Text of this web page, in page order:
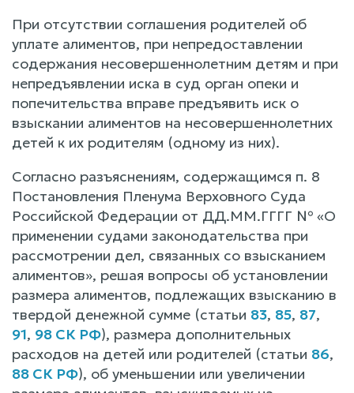
При отсутствии соглашения родителей об
уплате алиментов, при непредоставлении
содержания несовершеннолетним детям и при
непредъявлении иска в суд орган опеки и
попечительства вправе предъявить иск о
взыскании алиментов на несовершеннолетних
детей к их родителям (одному из них).
Согласно разъяснениям, содержащимся п. 8
Постановления Пленума Верховного Суда
Российской Федерации от ДД.ММ.ГГГГ № «О
применении судами законодательства при
рассмотрении дел, связанных со взысканием
алиментов», решая вопросы об установлении
размера алиментов, подлежащих взысканию в
твердой денежной сумме (статьи 83, 85, 87,
91, 98 СК РФ), размера дополнительных
расходов на детей или родителей (статьи 86,
88 СК РФ), об уменьшении или увеличении